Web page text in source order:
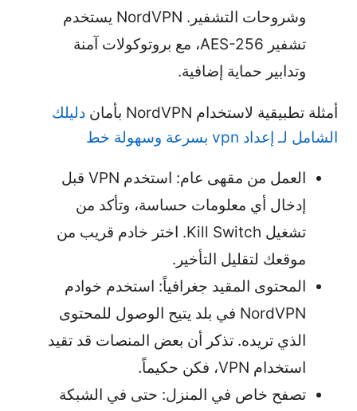
وشروحات التشفير. NordVPN يستخدم
تشفير AES-256، مع بروتوكولات آمنة
وتدابير حماية إضافية.
أمثلة تطبيقية لاستخدام NordVPN بأمان
دليلك
الشامل لـ إعداد vpn بسرعة وسهولة خط
العمل من مقهى عام: استخدم VPN قبل
إدخال أي معلومات حساسة، وتأكد من
تشغيل Kill Switch. اختر خادم قريب من
موقعك لتقليل التأخير.
المحتوى المقيد جغرافياً: استخدم خوادم
NordVPN في بلد يتيح الوصول للمحتوى
الذي تريده. تذكر أن بعض المنصات قد تقيد
استخدام VPN، فكن حكيماً.
تصفح خاص في المنزل: حتى في الشبكة